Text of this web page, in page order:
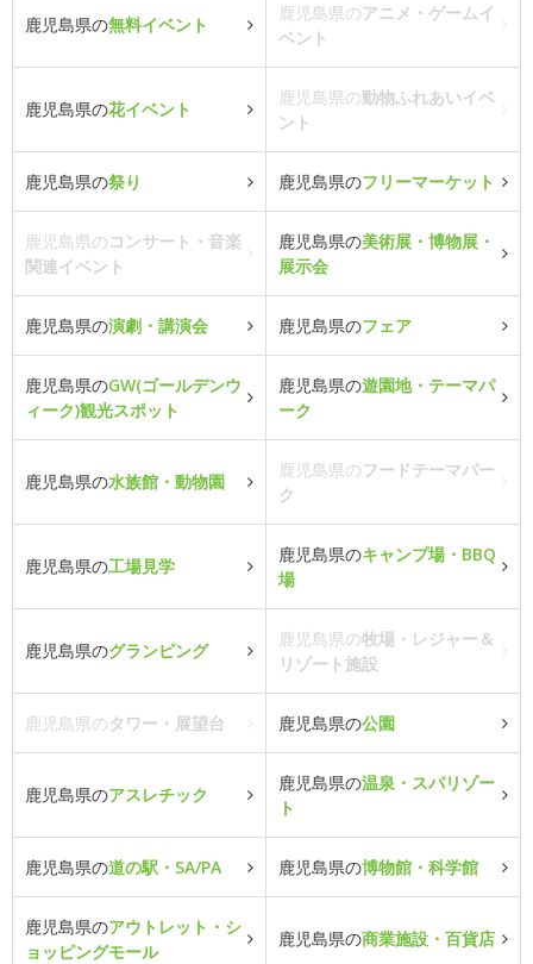
鹿児島県の無料イベント
鹿児島県のアニメ・ゲームイ
ベント
鹿児島県の花イベント
鹿児島県の動物ふれあいイベ
ント
鹿児島県の祭り 鹿児島県のフリーマーケット
鹿児島県のコンサート・音楽
関連イベント
鹿児島県の美術展・博物展・
展示会
鹿児島県の演劇・講演会 鹿児島県のフェア
鹿児島県のGW(ゴールデンウ
ィーク)観光スポット
鹿児島県の遊園地・テーマパ
ーク
鹿児島県の水族館・動物園
鹿児島県のフードテーマパー
ク
鹿児島県の工場見学
鹿児島県のキャンプ場・BBQ
場
鹿児島県のグランピング
鹿児島県の牧場・レジャー＆
リゾート施設
鹿児島県のタワー・展望台 鹿児島県の公園
鹿児島県のアスレチック
鹿児島県の温泉・スパリゾー
ト
鹿児島県の道の駅・SA/PA 鹿児島県の博物館・科学館
鹿児島県のアウトレット・シ
ョッピングモール
鹿児島県の商業施設・百貨店